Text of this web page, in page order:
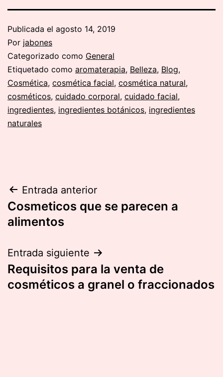
Publicada el agosto 14, 2019
Por jabones
Categorizado como General
Etiquetado como aromaterapia, Belleza, Blog,
Cosmética, cosmética facial, cosmética natural,
cosméticos, cuidado corporal, cuidado facial,
ingredientes, ingredientes botánicos, ingredientes
naturales
Navegación
de
Entrada anterior
Cosmeticos que se parecen a
alimentos
Entrada siguiente
Requisitos para la venta de
cosméticos a granel o fraccionados